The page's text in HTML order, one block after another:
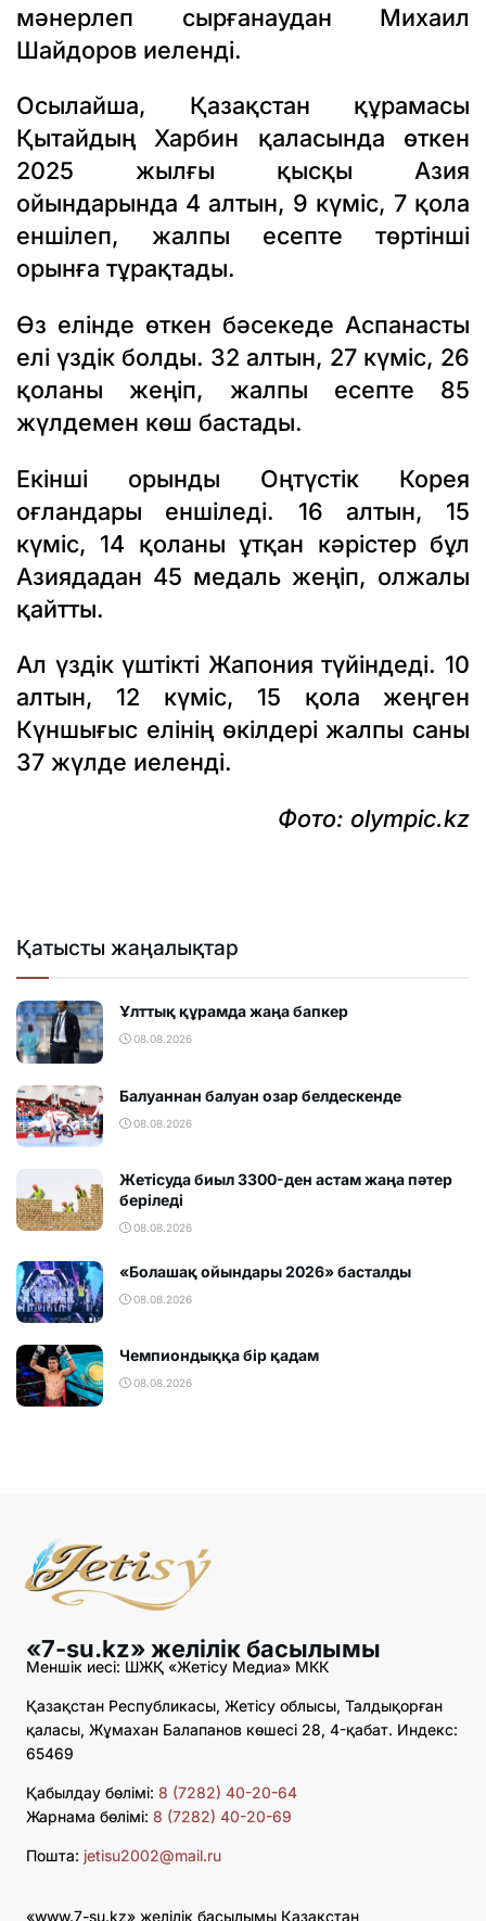
мәнерлеп сырғанаудан Михаил
Шайдоров иеленді.
Осылайша, Қазақстан құрамасы
Қытайдың Харбин қаласында өткен
2025 жылғы қысқы Азия
ойындарында 4 алтын, 9 күміс, 7 қола
еншілеп, жалпы есепте төртінші
орынға тұрақтады.
Өз елінде өткен бәсекеде Аспанасты
елі үздік болды. 32 алтын, 27 күміс, 26
қоланы жеңіп, жалпы есепте 85
жүлдемен көш бастады.
Екінші орынды Оңтүстік Корея
оғландары еншіледі. 16 алтын, 15
күміс, 14 қоланы ұтқан кәрістер бұл
Азиядадан 45 медаль жеңіп, олжалы
қайтты.
Ал үздік үштікті Жапония түйіндеді. 10
алтын, 12 күміс, 15 қола жеңген
Күншығыс елінің өкілдері жалпы саны
37 жүлде иеленді.
Фото: olympic.kz
Қатысты жаңалықтар
Ұлттық құрамда жаңа бапкер
08.08.2026
Балуаннан балуан озар белдескенде
08.08.2026
Жетісуда биыл 3300-ден астам жаңа пәтер
беріледі
08.08.2026
«Болашақ ойындары 2026» басталды
08.08.2026
Чемпиондыққа бір қадам
08.08.2026
«7-su.kz» желілік басылымы
Меншік иесі: ШЖҚ «Жетісу Медиа» МКК
Қазақстан Республикасы, Жетісу облысы, Талдықорған
қаласы, Жұмахан Балапанов көшесі 28, 4-қабат. Индекс:
65469
Қабылдау бөлімі: 8 (7282) 40-20-64
Жарнама бөлімі: 8 (7282) 40-20-69
Пошта: jetisu2002@mail.ru
«www.7-su.kz» желілік басылымы Қазақстан